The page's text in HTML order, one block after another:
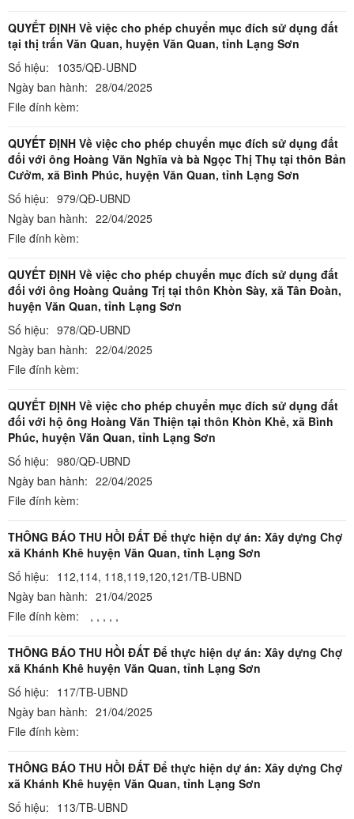
QUYẾT ĐỊNH Về việc cho phép chuyển mục đích sử dụng đất
tại thị trấn Văn Quan, huyện Văn Quan, tỉnh Lạng Sơn
Số hiệu: 1035/QĐ-UBND
Ngày ban hành: 28/04/2025
File đính kèm:
QUYẾT ĐỊNH Về việc cho phép chuyển mục đích sử dụng đất
đối với ông Hoàng Văn Nghĩa và bà Ngọc Thị Thụ tại thôn Bản
Cưởm, xã Bình Phúc, huyện Văn Quan, tỉnh Lạng Sơn
Số hiệu: 979/QĐ-UBND
Ngày ban hành: 22/04/2025
File đính kèm:
QUYẾT ĐỊNH Về việc cho phép chuyển mục đích sử dụng đất
đối với ông Hoàng Quảng Trị tại thôn Khòn Sày, xã Tân Đoàn,
huyện Văn Quan, tỉnh Lạng Sơn
Số hiệu: 978/QĐ-UBND
Ngày ban hành: 22/04/2025
File đính kèm:
QUYẾT ĐỊNH Về việc cho phép chuyển mục đích sử dụng đất
đối với hộ ông Hoàng Văn Thiện tại thôn Khòn Khẻ, xã Bình
Phúc, huyện Văn Quan, tỉnh Lạng Sơn
Số hiệu: 980/QĐ-UBND
Ngày ban hành: 22/04/2025
File đính kèm:
THÔNG BÁO THU HỒI ĐẤT Để thực hiện dự án: Xây dựng Chợ
xã Khánh Khê huyện Văn Quan, tỉnh Lạng Sơn
Số hiệu: 112,114, 118,119,120,121/TB-UBND
Ngày ban hành: 21/04/2025
File đính kèm:
, , , , ,
THÔNG BÁO THU HỒI ĐẤT Để thực hiện dự án: Xây dựng Chợ
xã Khánh Khê huyện Văn Quan, tỉnh Lạng Sơn
Số hiệu: 117/TB-UBND
Ngày ban hành: 21/04/2025
File đính kèm:
THÔNG BÁO THU HỒI ĐẤT Để thực hiện dự án: Xây dựng Chợ
xã Khánh Khê huyện Văn Quan, tỉnh Lạng Sơn
Số hiệu: 113/TB-UBND